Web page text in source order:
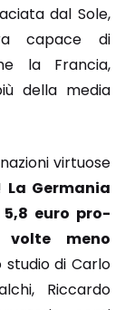
dal Sole,
capace di
la Francia,
della media
virtuose
La Germania
euro pro-
meno
di Carlo
Riccardo